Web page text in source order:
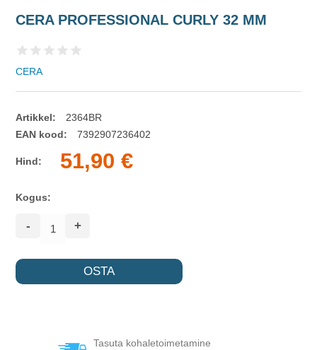
CERA PROFESSIONAL CURLY 32 MM
CERA
Artikkel:
2364BR
EAN kood:
7392907236402
Hind: 51,90 €
Kogus:
- +
Tasuta kohaletoimetamine